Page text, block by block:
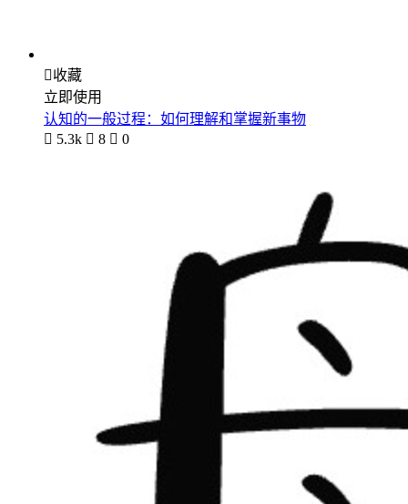
收藏
立即使用
认知的一般过程：如何理解和掌握新事物
 5.3k  8  0